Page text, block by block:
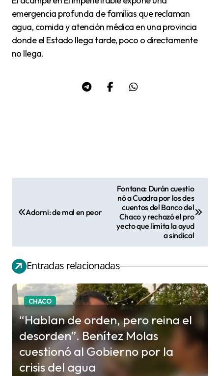
emergencia profunda de familias que reclaman
agua, comida y atención médica en una provincia
donde el Estado llega tarde, poco o directamente
no llega.
a
c
ó
n
d
Adorni: de mal en peor
Fontana: Durán cuestio
nó a Cuadra por los des
cuentos del Banco del
Chaco y rechazó el pro
yecto que limita la ayud
a sindical
Entradas relacionadas
CHACO
“Hablan de orden, pero reina el
desorden”. Benítez Molas
cuestionó al Gobierno por la
crisis del agua